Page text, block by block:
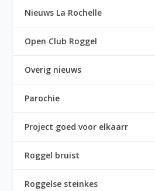
Nieuws La Rochelle
Open Club Roggel
Overig nieuws
Parochie
Project goed voor elkaarr
Roggel bruist
Roggelse steinkes